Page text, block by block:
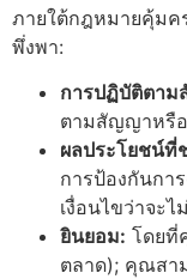
ภายใต้กฎหมายคุ้มค
พึ่งพา:
การปฏิบัติตา
ตามสัญญาหรื
ผลประโยชน์ที่
การป้องกันกา
เงื่อนไขว่าจะ
ยินยอม: โดยที่
ตลาด); คุณสา